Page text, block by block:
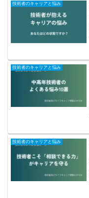
技術者のキャリアと悩み
技術者のキャリアと悩み
技術者のキャリアと悩み